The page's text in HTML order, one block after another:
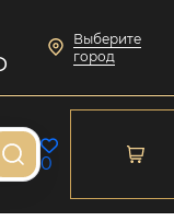
Выберите
город
0